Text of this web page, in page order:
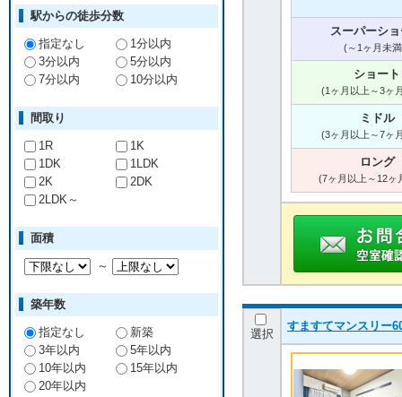
スーパーシ
(～1ヶ月未
ショート
(1ヶ月以上～3ヶ
ミドル
(3ヶ月以上～7ヶ
ロング
(7ヶ月以上～12ヶ
選択
すますてマンスリー
駅からの徒歩分数
指定なし
1分以内
3分以内
5分以内
7分以内
10分以内
間取り
1R
1K
1DK
1LDK
2K
2DK
2LDK～
面積
～
築年数
指定なし
新築
3年以内
5年以内
10年以内
15年以内
20年以内